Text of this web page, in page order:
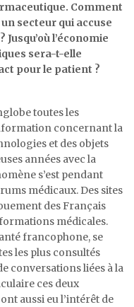
Comment
secteur qui accuse
l’économie
sera-t-elle
pour le patient ?
toutes les
concernant la
et des objets
années avec la
s’est pendant
médicaux. Des sites
des Français
médicales.
francophone, se
les plus consultés
conversations liées à la
ces deux
aussi eu l’intérêt de